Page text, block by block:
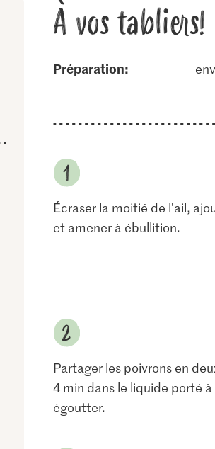
À vos tabliers!
Préparation:
Écraser la moitié de l'ail,
et amener à ébullition.
Partager les poivrons en
4 min dans le liquide porté
égoutter.